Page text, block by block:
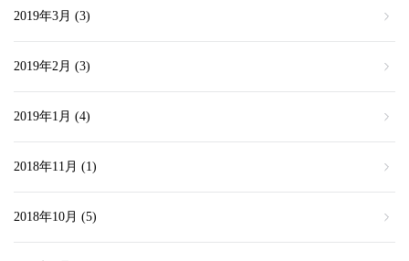
2019年3月 (3)
2019年2月 (3)
2019年1月 (4)
2018年11月 (1)
2018年10月 (5)